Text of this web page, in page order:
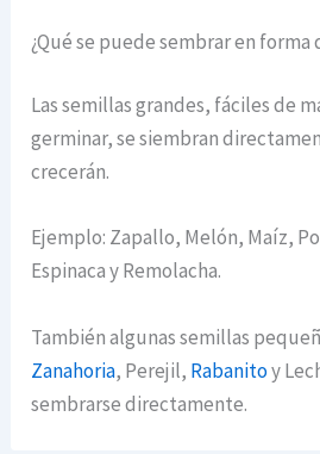
¿Qué se puede sembrar en forma
Las semillas grandes, fáciles de
germinar, se siembran
crecerán.
Ejemplo: Zapallo, Melón, Maíz,
Espinaca y Remolacha.
También algunas semillas
Zanahoria, Perejil, Rabanitoy
sembrarse directamente.